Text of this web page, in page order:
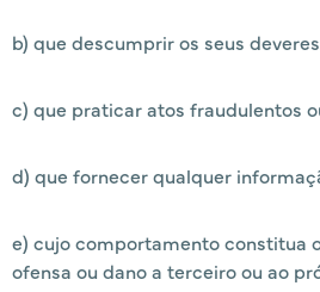
b) que descumprir os seus
c) que praticar atos fraudulentos
d) que fornecer qualquer
e) cujo comportamento constitua
ofensa ou dano a terceiro ou ao